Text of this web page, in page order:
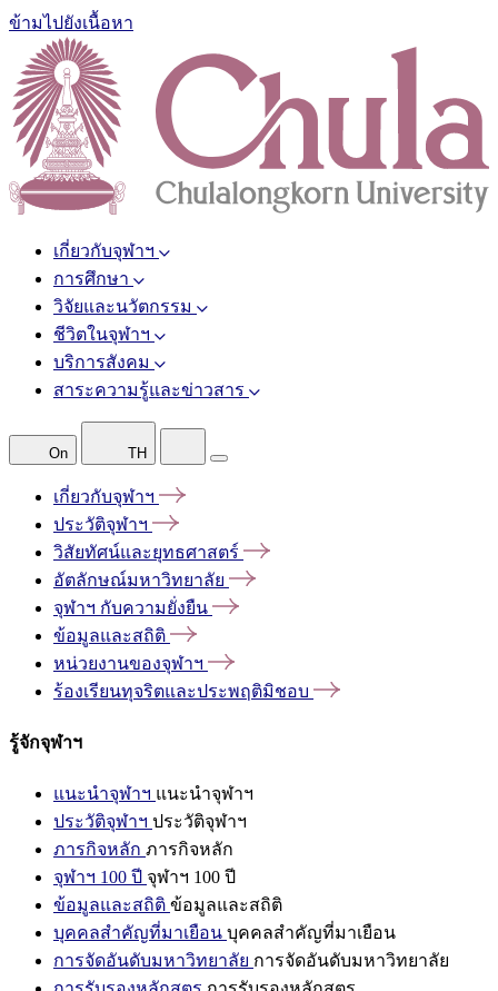
ข้ามไปยังเนื้อหา
เกี่ยวกับจุฬาฯ
การศึกษา
วิจัยและนวัตกรรม
ชีวิตในจุฬาฯ
บริการสังคม
สาระความรู้และข่าวสาร
On TH
เกี่ยวกับจุฬาฯ
ประวัติจุฬาฯ
วิสัยทัศน์และยุทธศาสตร์
อัตลักษณ์มหาวิทยาลัย
จุฬาฯ กับความยั่งยืน
ข้อมูลและสถิติ
หน่วยงานของจุฬาฯ
ร้องเรียนทุจริตและประพฤติมิชอบ
รู้จักจุฬาฯ
แนะนำจุฬาฯ แนะนำจุฬาฯ
ประวัติจุฬาฯ ประวัติจุฬาฯ
ภารกิจหลัก ภารกิจหลัก
จุฬาฯ 100 ปี จุฬาฯ 100 ปี
ข้อมูลและสถิติ ข้อมูลและสถิติ
บุคคลสำคัญที่มาเยือน บุคคลสำคัญที่มาเยือน
การจัดอันดับมหาวิทยาลัย การจัดอันดับมหาวิทยาลัย